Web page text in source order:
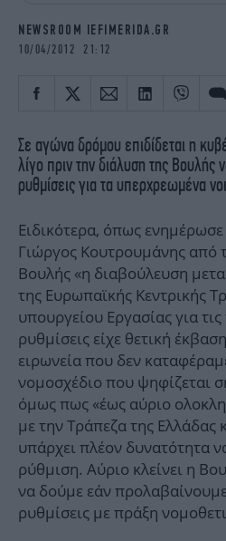
OSCARS
NEWSROOM IEFIMERIDA.GR
10/04/2012 21:12
Σε αγώνα δρόμου επιδίδεται η
λίγο πριν την διάλυση της Βουλής
ρυθμίσεις για τα υπερχρεωμένα
Ειδικότερα, όπως
Γιώργος Κουτρουμάνης από
Βουλής «η διαβούλευση
της Ευρωπαϊκής Κεντρικής
υπουργείου Εργασίας για
ρυθμίσεις είχε θετική
ειρωνεία που δεν
νομοσχέδιο που ψηφίζεται
όμως πως «έως αύριο
με την Τράπεζα της Ελλάδας
υπάρχει πλέον δυνατότητα
ρύθμιση. Αύριο κλείνει η
να δούμε εάν
ρυθμίσεις με πράξη